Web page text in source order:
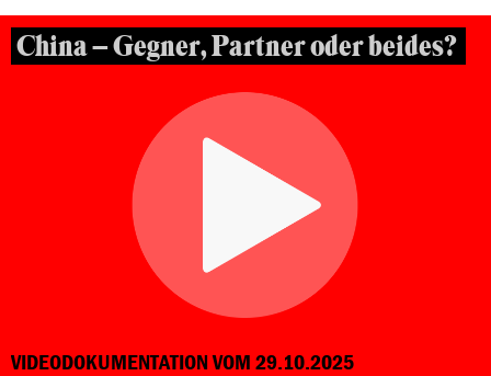
China – Gegner, Partner oder beides?
VIDEODOKUMENTATION VOM 29.10.2025